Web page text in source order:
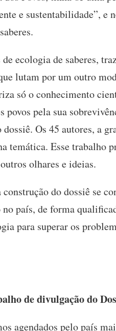
e sustentabilidade”, e
ecologia de saberes,
lutam por um outro
só o conhecimento
povos pela sua
Os 45 autores, a
temática. Esse trabalho
olhares e ideias.
do dossiê se
no país, de forma
para superar os
de divulgação do
agendados pelo país